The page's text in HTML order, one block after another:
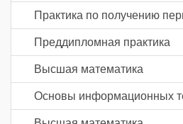
Преддипломная практика
Высшая математика
Основы информационных